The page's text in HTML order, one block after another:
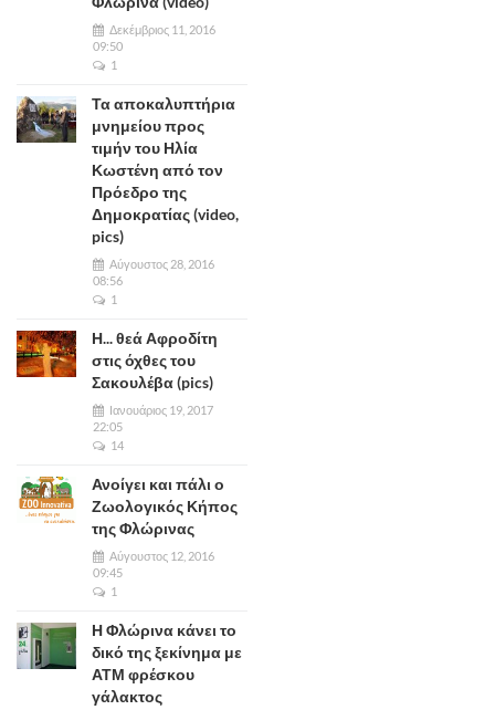
Δεκέμβριος 11, 2016
09:50
1
Τα αποκαλυπτήρια
μνημείου προς
τιμήν του Ηλία
Κωστένη από τον
Πρόεδρο της
Δημοκρατίας (video,
pics)
Αύγουστος 28, 2016
08:56
1
Η... θεά Αφροδίτη
στις όχθες του
Σακουλέβα (pics)
Ιανουάριος 19, 2017
22:05
14
Ανοίγει και πάλι ο
Ζωολογικός Κήπος
της Φλώρινας
Αύγουστος 12, 2016
09:45
1
Η Φλώρινα κάνει το
δικό της ξεκίνημα με
ΑΤΜ φρέσκου
γάλακτος